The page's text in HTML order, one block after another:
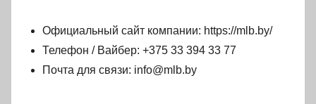
Официальный сайт компании: https://mlb.by/
Телефон / Вайбер: +375 33 394 33 77
Почта для связи: info@mlb.by